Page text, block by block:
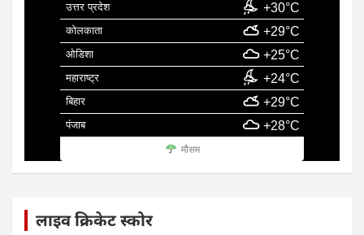
उत्तर प्रदेश +30°C
कोलकाता +29°C
ओडिशा +25°C
महाराष्ट्र +24°C
बिहार +29°C
पंजाब +28°C
मौसम
लाइव क्रिकेट स्कोर